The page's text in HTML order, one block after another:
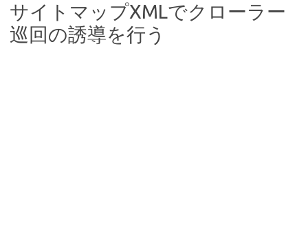
サイトマップXMLでクローラー
巡回の誘導を行う